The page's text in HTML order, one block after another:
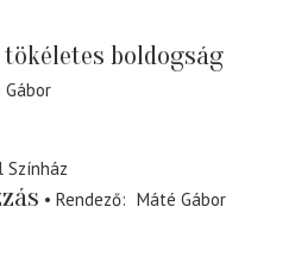
tökéletes boldogság
Színház
Rendező
Máté Gábor